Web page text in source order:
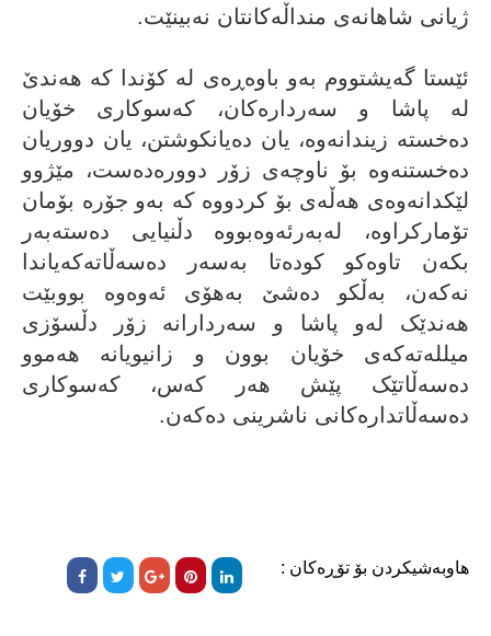
ژیانى شاهانەى منداڵەکانتان نەبینێت.
ئێستا گەیشتووم بەو باوەڕەى لە کۆندا کە هەندێ
لە پاشا و سەردارەکان، کەسوکارى خۆیان
دەخستە زیندانەوە، یان دەیانکوشتن، یان دووریان
دەخستنەوە بۆ ناوچەى زۆر دوورەدەست، مێژوو
لێکدانەوەى هەڵەى بۆ کردووە کە بەو جۆرە بۆمان
تۆمارکراوە، لەبەرئەوەبووە دڵنیایى دەستەبەر
بکەن تاوەکو کودەتا بەسەر دەسەڵاتەکەیاندا
نەکەن، بەڵکو دەشێ بەهۆى ئەوەوە بووبێت
هەندێک لەو پاشا و سەردارانە زۆر دڵسۆزى
میللەتەکەى خۆیان بوون و زانیویانە هەموو
دەسەڵاتێک پێش هەر کەس، کەسوکارى
دەسەڵاتدارەکانى ناشرینى دەکەن.
هاوبەشیکردن بۆ تۆڕەکان :